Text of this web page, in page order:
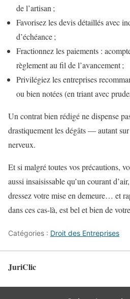
de l’artisan ;
Favorisez les devis détaillés avec
d’échéance ;
Fractionnez les paiements :
règlement au fil de l’avancement ;
Privilégiez les entreprises
ou bien notées (en triant avec
Un contrat bien rédigé ne dispense
drastiquement les dégâts — autant
nerveux.
Et si malgré toutes vos précautions,
aussi insaisissable qu’un courant
dressez votre mise en demeure… et
dans ces cas-là, est bel et bien de
Catégories : Droit des Entreprises
JuriClic